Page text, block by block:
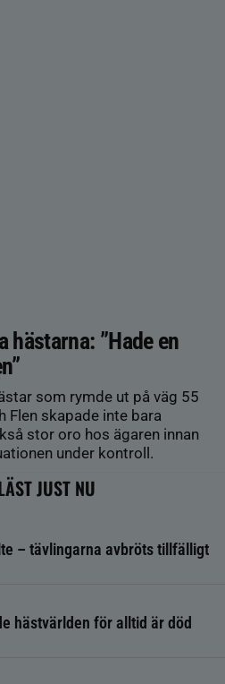
hästarna: ”Hade en
som rymde ut på väg 55
Flen skapade inte bara
stor oro hos ägaren innan
under kontroll.
JUST NU
– tävlingarna avbröts tillfälligt
hästvärlden för alltid är död